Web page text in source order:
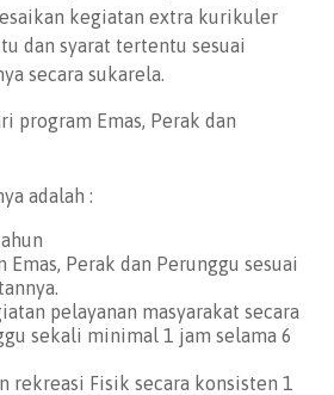
kegiatan extra kurikuler
dan syarat tertentu sesuai
secara sukarela.
program Emas, Perak dan
adalah :
Perak dan Perunggu sesuai
pelayanan masyarakat secara
sekali minimal 1 jam selama 6
rekreasi Fisik secara konsisten 1